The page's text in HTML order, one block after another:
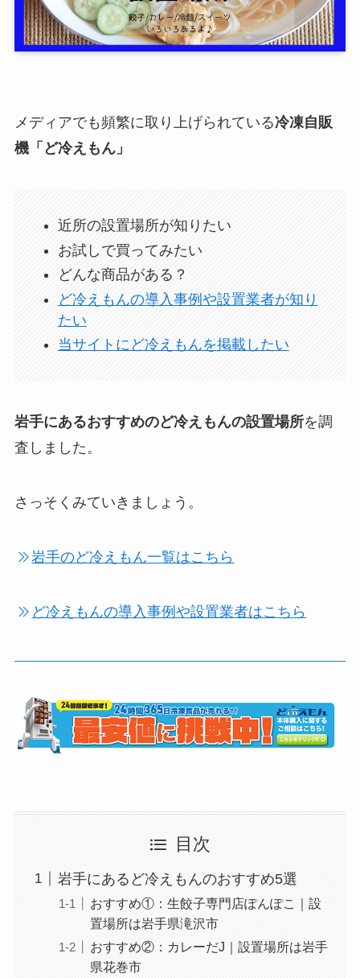
メディアでも頻繁に取り上げられている冷凍自販
機「ど冷えもん」
近所の設置場所が知りたい
お試しで買ってみたい
どんな商品がある？
ど冷えもんの導入事例や設置業者が知り
たい
当サイトにど冷えもんを掲載したい
岩手にあるおすすめのど冷えもんの設置場所を調
査しました。
さっそくみていきましょう。
岩手のど冷えもん一覧はこちら
ど冷えもんの導入事例や設置業者はこちら
目次
岩手にあるど冷えもんのおすすめ5選
おすすめ①：生餃子専門店ぽんぽこ｜設
置場所は岩手県滝沢市
おすすめ②：カレーだJ｜設置場所は岩手
県花巻市